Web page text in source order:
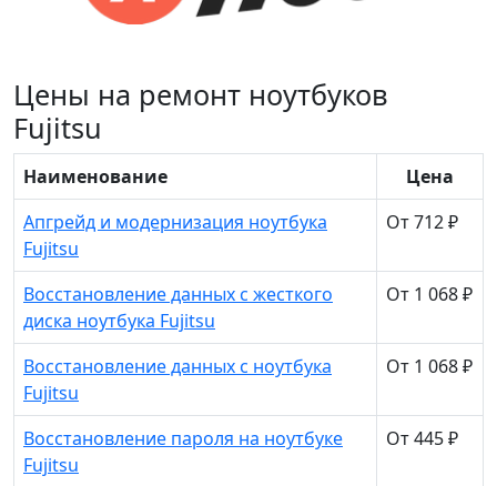
Цены на ремонт ноутбуков
Fujitsu
Наименование
Цена
Апгрейд и модернизация ноутбука
Fujitsu
От 712 ₽
Восстановление данных с жесткого
диска ноутбука Fujitsu
От 1 068 ₽
Восстановление данных с ноутбука
Fujitsu
От 1 068 ₽
Восстановление пароля на ноутбуке
Fujitsu
От 445 ₽